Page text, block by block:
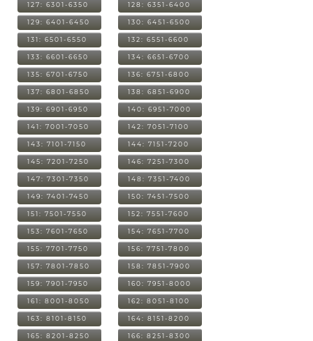
127: 6301-6350 128: 6351-6400
129: 6401-6450 130: 6451-6500
131: 6501-6550 132: 6551-6600
133: 6601-6650 134: 6651-6700
135: 6701-6750 136: 6751-6800
137: 6801-6850 138: 6851-6900
139: 6901-6950 140: 6951-7000
141: 7001-7050 142: 7051-7100
143: 7101-7150 144: 7151-7200
145: 7201-7250 146: 7251-7300
147: 7301-7350 148: 7351-7400
149: 7401-7450 150: 7451-7500
151: 7501-7550 152: 7551-7600
153: 7601-7650 154: 7651-7700
155: 7701-7750 156: 7751-7800
157: 7801-7850 158: 7851-7900
159: 7901-7950 160: 7951-8000
161: 8001-8050 162: 8051-8100
163: 8101-8150 164: 8151-8200
165: 8201-8250 166: 8251-8300